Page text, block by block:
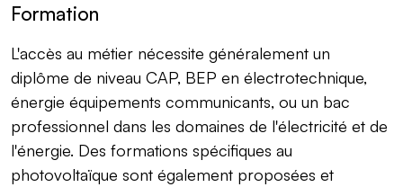
Formation
L'accès au métier nécessite généralement un
diplôme de niveau CAP, BEP en électrotechnique,
énergie équipements communicants, ou un bac
professionnel dans les domaines de l'électricité et de
l'énergie. Des formations spécifiques au
photovoltaïque sont également proposées et